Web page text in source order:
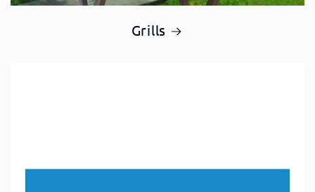
Grills